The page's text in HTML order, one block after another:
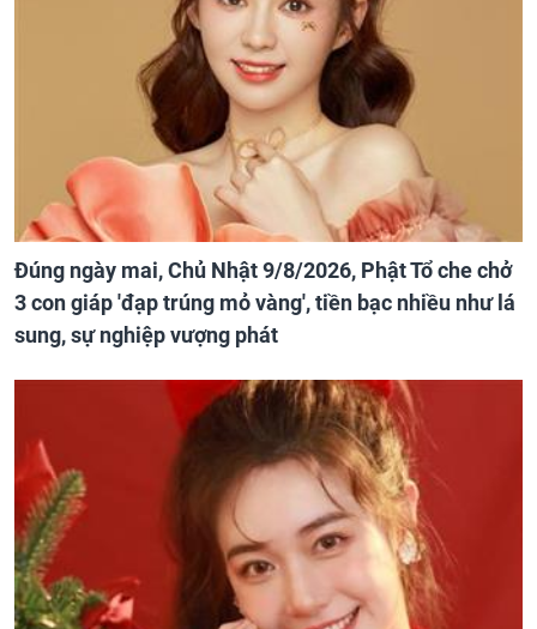
Đúng ngày mai, Chủ Nhật 9/8/2026, Phật Tổ che chở
3 con giáp 'đạp trúng mỏ vàng', tiền bạc nhiều như lá
sung, sự nghiệp vượng phát